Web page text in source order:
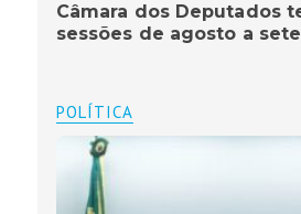
Câmara dos Deputados
sessões de agosto a
POLÍTICA